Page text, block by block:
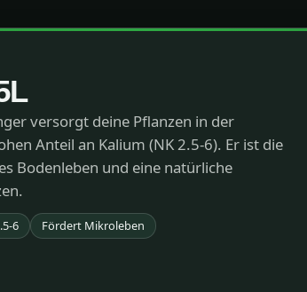
versorgt deine Pflanzen in der
Anteil an Kalium (NK 2.5-6). Er ist die
Bodenleben und eine natürliche
6 Fördert Mikroleben